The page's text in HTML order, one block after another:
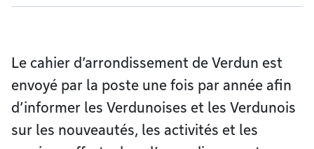
Le cahier d’arrondissement de Verdun est
envoyé par la poste une fois par année afin
d’informer les Verdunoises et les Verdunois
sur les nouveautés, les activités et les